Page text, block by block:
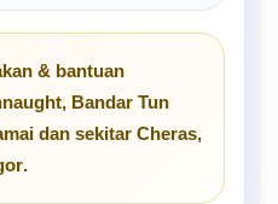
& bantuan
, Bandar Tun
dan sekitar Cheras,
.